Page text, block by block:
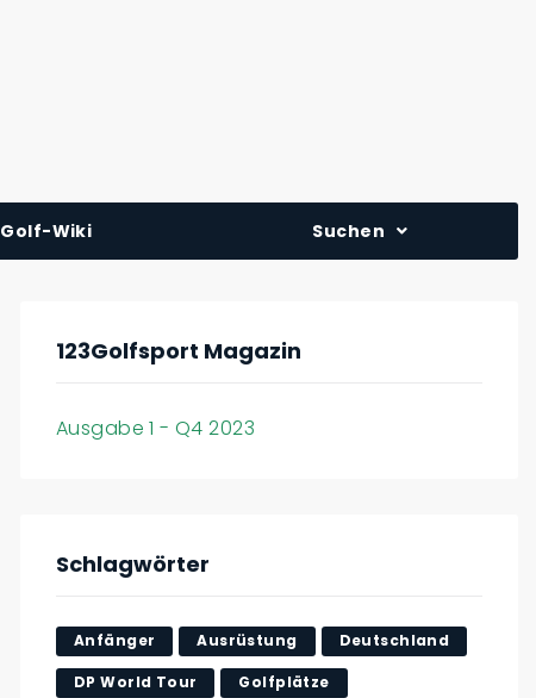
Golf-Wiki Suchen
123Golfsport Magazin
Ausgabe 1 - Q4 2023
Schlagwörter
Anfänger Ausrüstung Deutschland
DP World Tour Golfplätze